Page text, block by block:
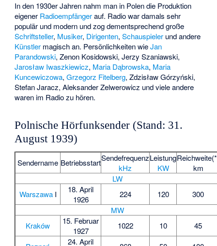
In den 1930er Jahren nahm man in Polen die Produktion
eigener Radioempfängerauf. Radio war damals sehr
populär und modern und zog dementsprechend große
Schriftsteller, Musiker, Dirigenten,Schauspieler und andere
Künstler magisch an. Persönlichkeiten wieJan
Parandowski,Zenon Kosidowski,Jerzy Szaniawski,
Jarosław Iwaszkiewicz, Maria Dąbrowska, Maria
Kuncewiczowa,Grzegorz Fitelberg,Zdzisław Górzyński,
Stefan Jaracz,Aleksander Zelwerowicz und viele andere
waren im Radio zu hören.
Polnische Hörfunksender (Stand: 31.
August 1939)
Sendername BetriebsstartSendefrequenz
kHz
Leistung
KW
km
LW
WarszawaI
18. April
1926
224 120
300
MW
Kraków
15. Februar
1927
1022 10 45
24. April